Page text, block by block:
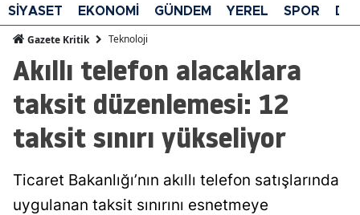
SİYASET EKONOMİ GÜNDEM YEREL SPOR
Gazete Kritik Teknoloji
Akıllı telefon alacaklara
taksit düzenlemesi: 12
taksit sınırı yükseliyor
Ticaret Bakanlığı’nın akıllı telefon satışlarında
uygulanan taksit sınırını esnetmeye